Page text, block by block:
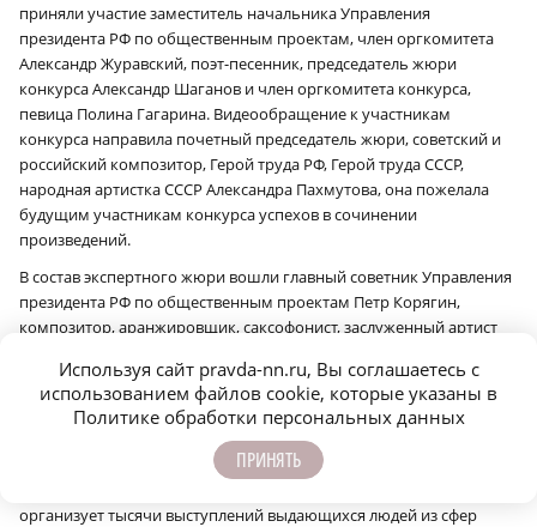
приняли участие заместитель начальника Управления
президента РФ по общественным проектам, член оргкомитета
Александр Журавский, поэт-песенник, председатель жюри
конкурса Александр Шаганов и член оргкомитета конкурса,
певица Полина Гагарина. Видеообращение к участникам
конкурса направила почетный председатель жюри, советский и
российский композитор, Герой труда РФ, Герой труда СССР,
народная артистка СССР Александра Пахмутова, она пожелала
будущим участникам конкурса успехов в сочинении
произведений.
В состав экспертного жюри вошли главный советник Управления
президента РФ по общественным проектам Петр Корягин,
композитор, аранжировщик, саксофонист, заслуженный артист
Пресняков, композитор, продюсер Игорь Матвиенко,
композитор, народный артист РФ Олег Иванов и другие деятели
культуры и искусств.
«Знание» — просветительская организация, которая ежегодно
организует тысячи выступлений выдающихся людей из сфер
Используя сайт pravda-nn.ru, Вы соглашаетесь с
использованием файлов cookie, которые указаны в
Политике обработки персональных данных
ПРИНЯТЬ